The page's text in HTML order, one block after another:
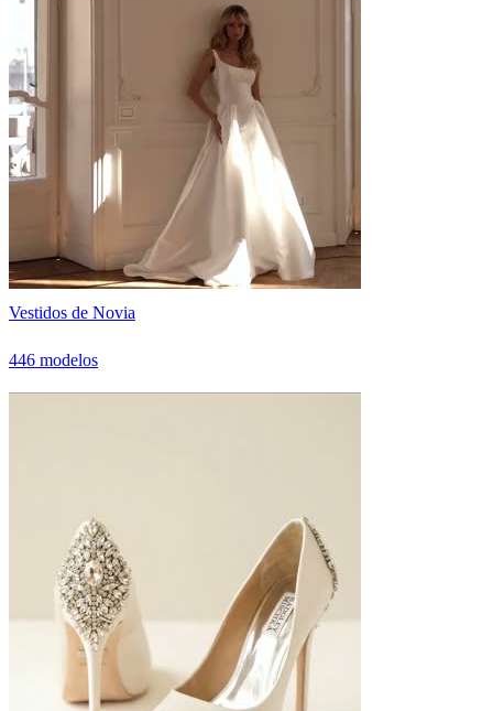
Vestidos de Novia
446 modelos